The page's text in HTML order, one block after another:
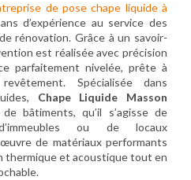
de pose chape liquide à
d’expérience au service des
rénovation. Grâce à un savoir-
est réalisée avec précision
parfaitement nivelée, prête à
Spécialisée dans
Chape Liquide Masson
bâtiments, qu’il s’agisse de
ou de locaux
de matériaux performants
thermique et acoustique tout en